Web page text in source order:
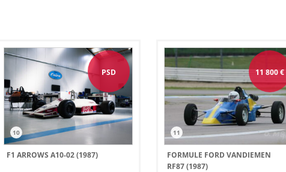
PSD
10
F1 ARROWS A10-02 (1987)
11 800€
11
FORMULE FORD VANDIEMEN
RF87 (1987)